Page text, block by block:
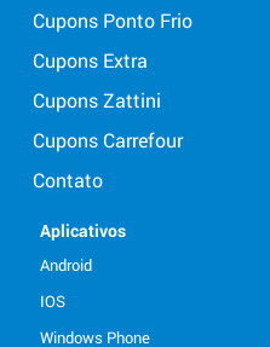
Cupons Ponto Frio
Cupons Extra
Cupons Zattini
Cupons Carrefour
Contato
Aplicativos
Android
IOS
Windows Phone